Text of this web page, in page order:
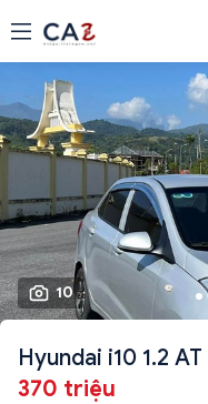
10
Hyundai i10 1.2 AT
370 triệu